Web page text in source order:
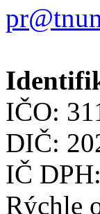
IČO:
DIČ:
IČ
Rýchle